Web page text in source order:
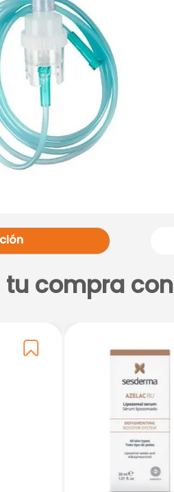
compra con